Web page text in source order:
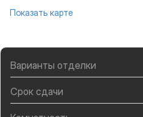
Показать карте
Варианты отделки
Срок сдачи